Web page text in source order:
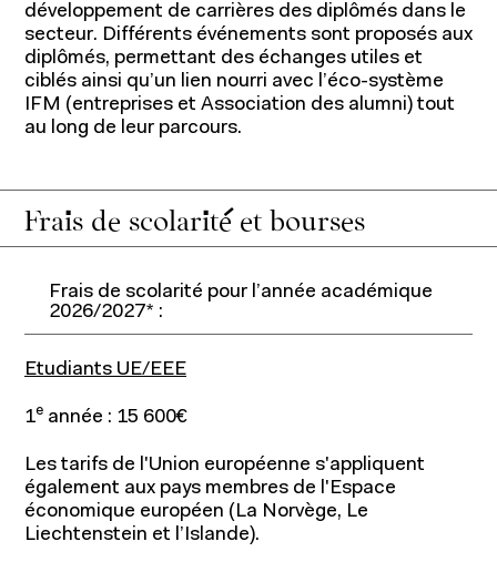
développement de carrières des diplômés dans le
secteur. Différents événements sont proposés aux
diplômés, permettant des échanges utiles et
ciblés ainsi qu’un lien nourri avec l’éco-système
IFM (entreprises et Association des alumni) tout
au long de leur parcours.
Frais de scolarité et bourses
Frais de scolarité pour l’année académique
2026/2027* :
Etudiants UE/EEE
1e année : 15 600€
Les tarifs de l'Union européenne s'appliquent
également aux pays membres de l'Espace
économique européen (La Norvège, Le
Liechtenstein et l’Islande).